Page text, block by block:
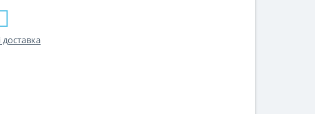
доставка